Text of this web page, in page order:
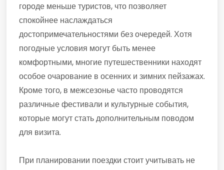
городе меньше туристов, что позволяет
спокойнее наслаждаться
достопримечательностями без очередей. Хотя
погодные условия могут быть менее
комфортными, многие путешественники находят
особое очарование в осенних и зимних пейзажах.
Кроме того, в межсезонье часто проводятся
различные фестивали и культурные события,
которые могут стать дополнительным поводом
для визита.
При планировании поездки стоит учитывать не